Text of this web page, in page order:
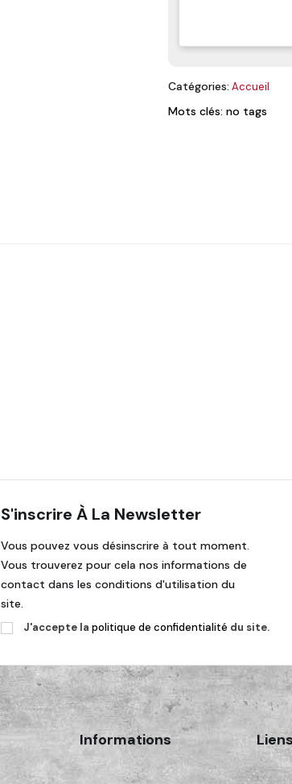
Catégories: Accueil
Mots clés: no tags
S'inscrire À La Newsletter
Vous pouvez vous désinscrire à tout moment.
Vous trouverez pour cela nos informations de
contact dans les conditions d'utilisation du
site.
J'accepte la politique de confidentialité du site.
Informations